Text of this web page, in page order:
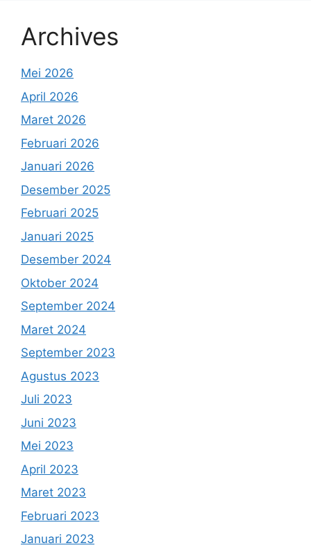
Archives
Mei 2026
April 2026
Maret 2026
Februari 2026
Januari 2026
Desember 2025
Februari 2025
Januari 2025
Desember 2024
Oktober 2024
September 2024
Maret 2024
September 2023
Agustus 2023
Juli 2023
Juni 2023
Mei 2023
April 2023
Maret 2023
Februari 2023
Januari 2023